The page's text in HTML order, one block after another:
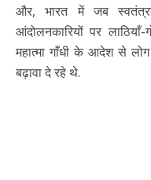
और, भारत में जब
आंदोलनकारियों पर लाठियाँ-
महात्मा गाँधी के आदेश से
बढ़ावा दे रहे थे.